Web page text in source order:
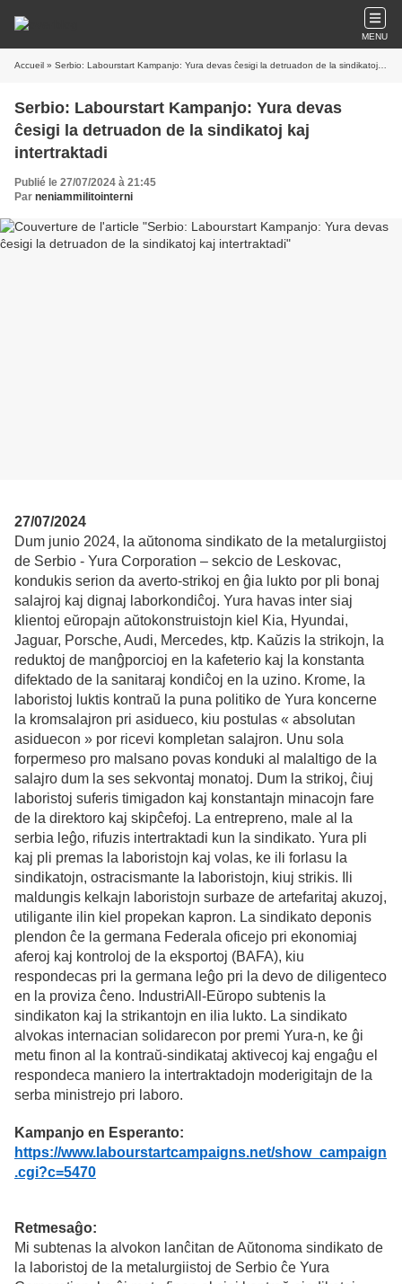
MENU
Accueil » Serbio: Labourstart Kampanjo: Yura devas ĉesigi la detruadon de la sindikatoj kaj intertraktadi
Serbio: Labourstart Kampanjo: Yura devas
ĉesigi la detruadon de la sindikatoj kaj
intertraktadi
Publié le 27/07/2024 à 21:45
Par neniammilitointerni
27/07/2024
Dum junio 2024, la aŭtonoma sindikato de la metalurgiistoj
de Serbio - Yura Corporation – sekcio de Leskovac,
kondukis serion da averto-strikoj en ĝia lukto por pli bonaj
salajroj kaj dignaj laborkondiĉoj. Yura havas inter siaj
klientoj eŭropajn aŭtokonstruistojn kiel Kia, Hyundai,
Jaguar, Porsche, Audi, Mercedes, ktp. Kaŭzis la strikojn, la
reduktoj de manĝporcioj en la kafeterio kaj la konstanta
difektado de la sanitaraj kondiĉoj en la uzino. Krome, la
laboristoj luktis kontraŭ la puna politiko de Yura koncerne
la kromsalajron pri asidueco, kiu postulas « absolutan
asiduecon » por ricevi kompletan salajron. Unu sola
forpermeso pro malsano povas konduki al malaltigo de la
salajro dum la ses sekvontaj monatoj. Dum la strikoj, ĉiuj
laboristoj suferis timigadon kaj konstantajn minacojn fare
de la direktoro kaj skipĉefoj. La entrepreno, male al la
serbia leĝo, rifuzis intertraktadi kun la sindikato. Yura pli
kaj pli premas la laboristojn kaj volas, ke ili forlasu la
sindikatojn, ostracismante la laboristojn, kiuj strikis. Ili
maldungis kelkajn laboristojn surbaze de artefaritaj akuzoj,
utiligante ilin kiel propekan kapron. La sindikato deponis
plendon ĉe la germana Federala oficejo pri ekonomiaj
aferoj kaj kontroloj de la eksportoj (BAFA), kiu
respondecas pri la germana leĝo pri la devo de diligenteco
en la proviza ĉeno. IndustriAll-Eŭropo subtenis la
sindikaton kaj la strikantojn en ilia lukto. La sindikato
alvokas internacian solidarecon por premi Yura-n, ke ĝi
metu finon al la kontraŭ-sindikataj aktivecoj kaj engaĝu el
respondeca maniero la intertraktadojn moderigitajn de la
serba ministrejo pri laboro.
Kampanjo en Esperanto:
https://www.labourstartcampaigns.net/show_campaign
.cgi?c=5470
Retmesaĝo:
Mi subtenas la alvokon lanĉitan de Aŭtonoma sindikato de
la laboristoj de la metalurgiistoj de Serbio ĉe Yura